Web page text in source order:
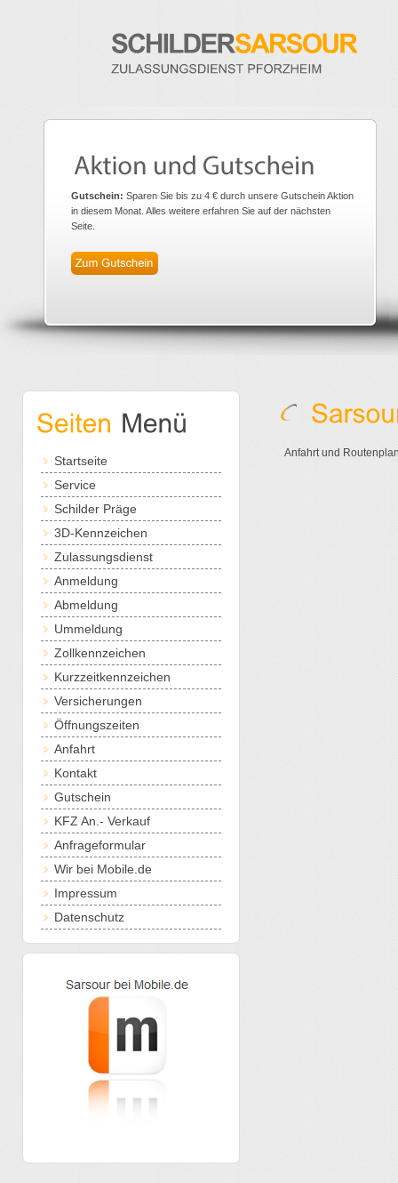
Gutschein: Sparen Sie bis zu 4 € durch unsere Gutschein Aktion
in diesem Monat. Alles weitere erfahren Sie auf der nächsten
Seite.
Anfahrt und
Startseite
Service
Schilder Präge
3D-Kennzeichen
Zulassungsdienst
Anmeldung
Abmeldung
Ummeldung
Zollkennzeichen
Kurzzeitkennzeichen
Versicherungen
Öffnungszeiten
Anfahrt
Kontakt
Gutschein
KFZ An.- Verkauf
Anfrageformular
Wir bei Mobile.de
Impressum
Datenschutz